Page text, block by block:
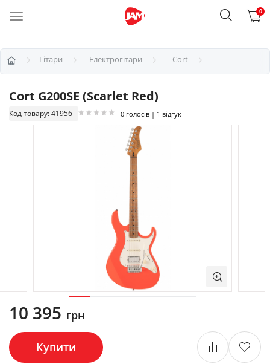
0
Гітари Електрогітари Cort
Cort G200SE (Scarlet Red)
Код товару: 41956 0 голосів | 1 відгук
10 395 грн
Купити